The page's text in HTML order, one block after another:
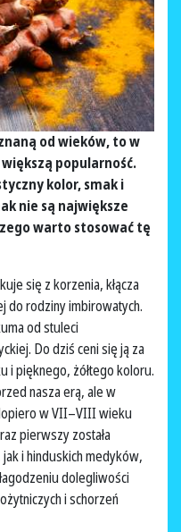
od wieków, to w
popularność.
kolor, smak i
nie są największe
warto stosować tę
się z korzenia, kłącza
do rodziny imbirowatych.
od stuleci
Do dziś ceni się ją za
i pięknego, żółtego koloru.
nasza erą, ale w
w VII–VIII wieku
pierwszy została
i hinduskich medyków,
dolegliwości
i schorzeń